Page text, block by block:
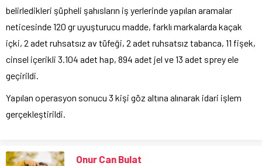
belirledikleri şüpheli şahısların iş yerlerinde yapılan aramalar
neticesinde 120 gr uyuşturucu madde, farklı markalarda kaçak
içki, 2 adet ruhsatsız av tüfeği, 2 adet ruhsatsız tabanca, 11 fişek,
cinsel içerikli 3.104 adet hap, 894 adet jel ve 13 adet sprey ele
geçirildi.
Yapılan operasyon sonucu 3 kişi göz altına alınarak idari işlem
gerçekleştirildi.
Onur Can Bulat